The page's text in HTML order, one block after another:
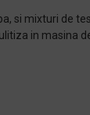
si mixturi de
in masina